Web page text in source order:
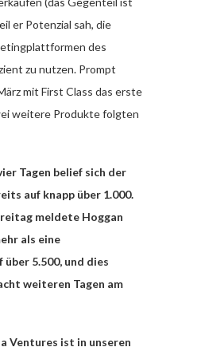
er Potenzial sah, die
des
zu nutzen. Prompt
mit First Class das erste
weitere Produkte folgten
Tagen belief sich der
auf knapp über 1.000.
meldete Hoggan
als eine
5.500, und dies
weiteren Tagen am
Ventures ist in unseren